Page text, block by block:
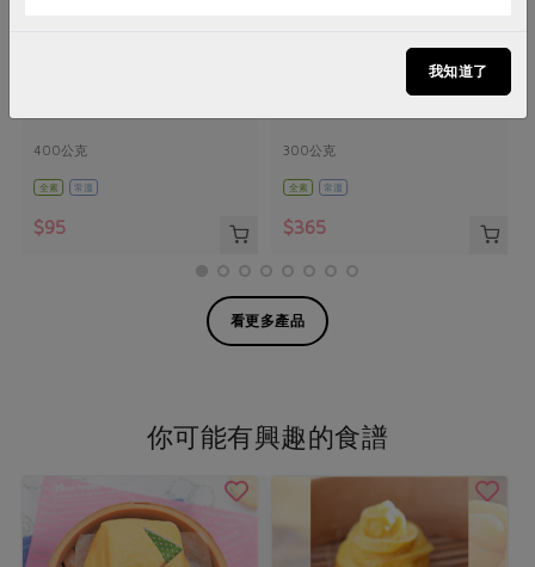
400公克
全素 常溫
$95
300公克
全素 常溫
$365
看更多產品
你可能有興趣的食譜
我知道了